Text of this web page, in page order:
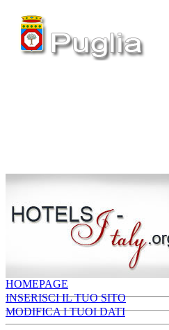
HOMEPAGE
INSERISCI IL TUO SITO
MODIFICA I TUOI DATI